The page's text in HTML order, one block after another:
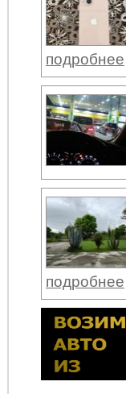
подробнее
подробнее